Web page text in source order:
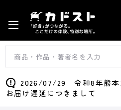
2026/07/29 令和8年熊本
お届け遅延につきまして